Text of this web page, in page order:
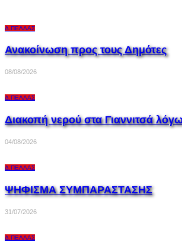
Δ.ΠΈΛΛΑΣ
Ανακοίνωση προς τους Δημότες
08/08/2026
Δ.ΠΈΛΛΑΣ
Διακοπή νερού στα Γιαννιτσά
04/08/2026
Δ.ΠΈΛΛΑΣ
ΨΗΦΙΣΜΑ ΣΥΜΠΑΡΑΣΤΑΣΗΣ
31/07/2026
Δ.ΠΈΛΛΑΣ